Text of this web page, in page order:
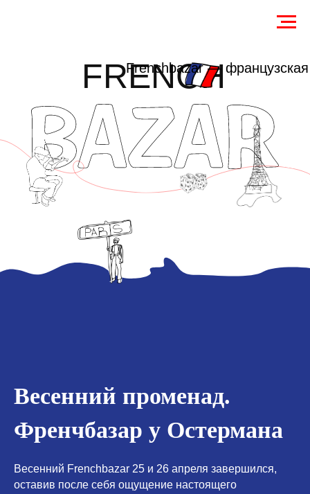
FRENCH
Frenchbazar —
Весенний променад.
Френчбазар у Остермана
Весенний Frenchbazar 25 и 26 апреля завершился,
оставив после себя ощущение настоящего